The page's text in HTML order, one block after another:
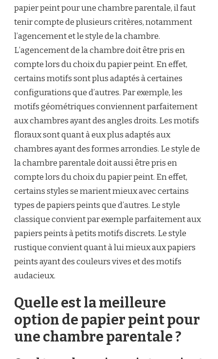
papier peint pour une chambre parentale, il faut
tenir compte de plusieurs critères, notamment
l’agencement et le style de la chambre.
L’agencement de la chambre doit être pris en
compte lors du choix du papier peint. En effet,
certains motifs sont plus adaptés à certaines
configurations que d’autres. Par exemple, les
motifs géométriques conviennent parfaitement
aux chambres ayant des angles droits. Les motifs
floraux sont quant à eux plus adaptés aux
chambres ayant des formes arrondies. Le style de
la chambre parentale doit aussi être pris en
compte lors du choix du papier peint. En effet,
certains styles se marient mieux avec certains
types de papiers peints que d’autres. Le style
classique convient par exemple parfaitement aux
papiers peints à petits motifs discrets. Le style
rustique convient quant à lui mieux aux papiers
peints ayant des couleurs vives et des motifs
audacieux.
Quelle est la meilleure
option de papier peint pour
une chambre parentale ?